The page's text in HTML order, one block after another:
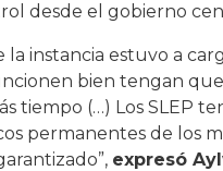
desde el gobierno
instancia estuvo a
bien tengan
tiempo (…) Los SLEP
permanentes de los
expresó